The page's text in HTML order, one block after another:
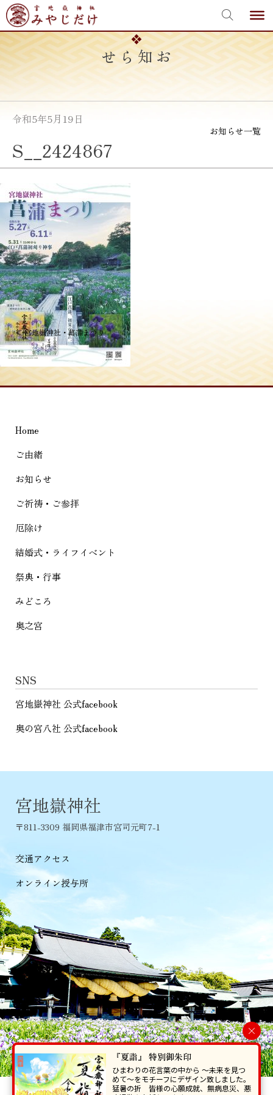
Skip
to
content
お知らせ
令和5年5月19日
お知らせ一覧
S__2424867
投
稿
ナ
ビ
ー
シ
ョ
ン
≪宮地嶽神社・菖蒲まつり
Home
ご由緒
お知らせ
ご祈祷・ご参拝
厄除け
結婚式・ライフイベント
祭典・行事
みどころ
奥之宮
SNS
宮地嶽神社 公式facebook
奥の宮八社 公式facebook
宮地嶽神社
〒811-3309 福岡県福津市宮司元町7-1
交通アクセス
オンライン授与所
当ホームページで掲載の写真・イラスト等を無断で転写･複製することを
×
『夏詣』 特別御朱印
ひまわりの花言葉の中から 〜未来を見つ
めて〜をモチーフにデザイン致しました。
猛暑の折 皆様の心願成就、無病息災、悪